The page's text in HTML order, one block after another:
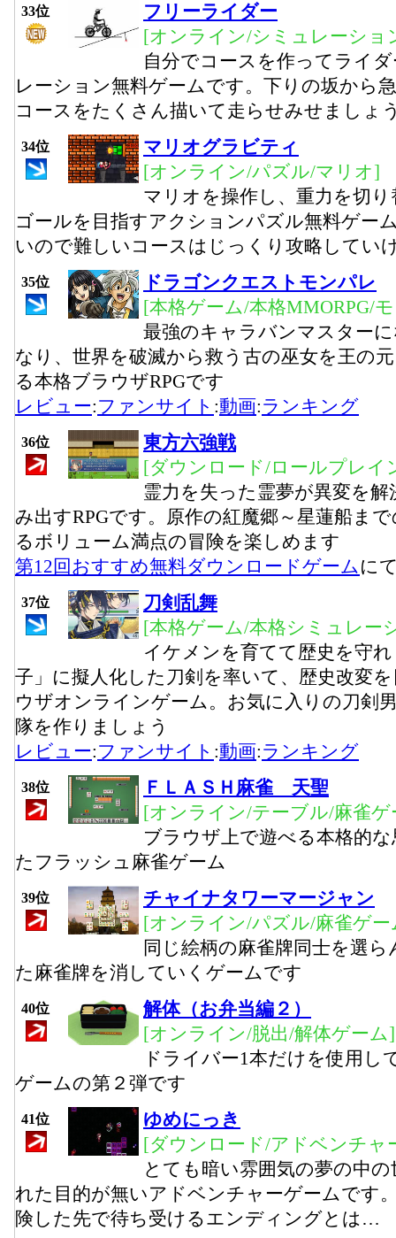
33位
フリーライダー
[オンライン/シミュレーショ
自分でコースを作ってライ
レーション無料ゲームです。下りの坂から
コースをたくさん描いて走らせみせましょ
34位
マリオグラビティ
[オンライン/パズル/マリオ]
マリオを操作し、重力を切
ゴールを目指すアクションパズル無料ゲー
いので難しいコースはじっくり攻略してい
35位
ドラゴンクエストモンパレ
[本格ゲーム/本格MMORPG/
最強のキャラバンマスター
なり、世界を破滅から救う古の巫女を王の
る本格ブラウザRPGです
レビュー:ファンサイト :動画:ランキング
36位
東方六強戦
[ダウンロード/ロールプレイ
霊力を失った霊夢が異変を
み出すRPGです。原作の紅魔郷～星蓮船ま
るボリューム満点の冒険を楽しめます
第12回おすすめ無料ダウンロードゲームに
37位
刀剣乱舞
[本格ゲーム/本格シミュレー
イケメンを育てて歴史を守
子」に擬人化した刀剣を率いて、歴史改変
ウザオンラインゲーム。お気に入りの刀剣
隊を作りましょう
レビュー:ファンサイト :動画:ランキング
38位
ＦＬＡＳＨ麻雀 天聖
[オンライン/テーブル/麻雀ゲ
ブラウザ上で遊べる本格的
たフラッシュ麻雀ゲーム
39位
チャイナタワーマージャン
[オンライン/パズル/麻雀ゲー
同じ絵柄の麻雀牌同士を選
た麻雀牌を消していくゲームです
40位
解体（お弁当編２）
[オンライン/脱出/解体ゲーム]
ドライバー1本だけを使用し
ゲームの第２弾です
41位
ゆめにっき
[ダウンロード/アドベンチャ
とても暗い雰囲気の夢の中
れた目的が無いアドベンチャーゲームです
険した先で待ち受けるエンディングとは…